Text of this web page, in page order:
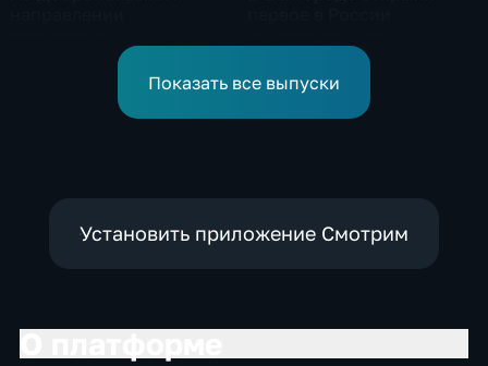
российские бойцы
отразили более 70
контратак ВСУ
модульное приемное
отделение детской
больницы
Показать все выпуски
Установить приложение Смотрим